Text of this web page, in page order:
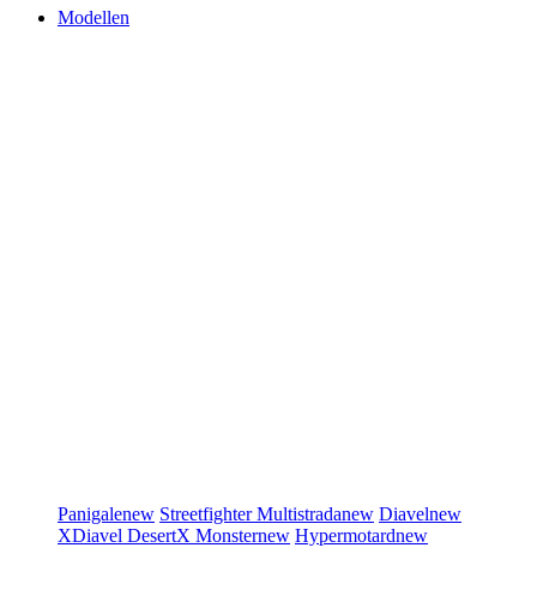
Modellen
Panigalenew StreetfighterMultistradanew Diavelnew
XDiavel DesertX Monsternew Hypermotardnew